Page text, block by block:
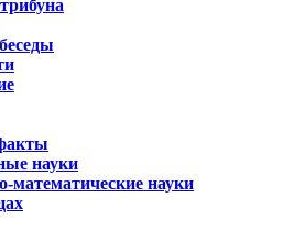
науки
математические науки